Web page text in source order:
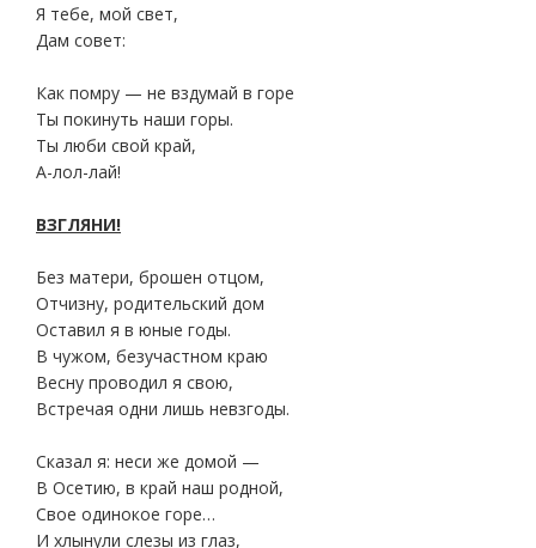
Я тебе, мой свет,
Дам совет:
Как помру — не вздумай в горе
Ты покинуть наши горы.
Ты люби свой край,
А-лол-лай!
ВЗГЛЯНИ!
Без матери, брошен отцом,
Отчизну, родительский дом
Оставил я в юные годы.
В чужом, безучастном краю
Весну проводил я свою,
Встречая одни лишь невзгоды.
Сказал я: неси же домой —
В Осетию, в край наш родной,
Свое одинокое горе…
И хлынули слезы из глаз,